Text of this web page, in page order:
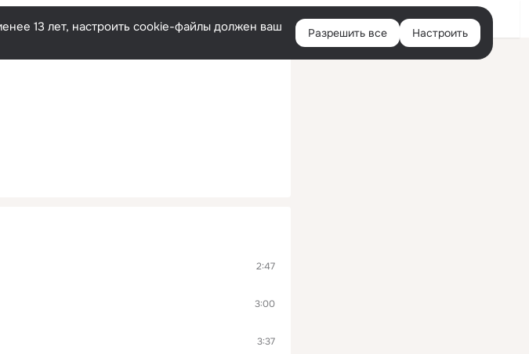
Войти
13 лет, настроить cookie-файлы должен ваш
Разрешить все Настроить
2:47
3:00
3:37